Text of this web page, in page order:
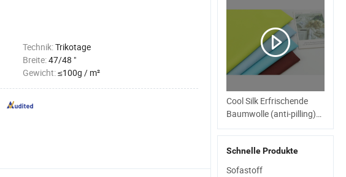
Technik:Trikotage
Breite:47/48 "
Gewicht:≤100g / m²
Cool Silk Erfrischende
Baumwolle (anti-pilling)
92% Polyester 8%
Spandex Stoff (A18980)
Schnelle Produkte
Sofastoff